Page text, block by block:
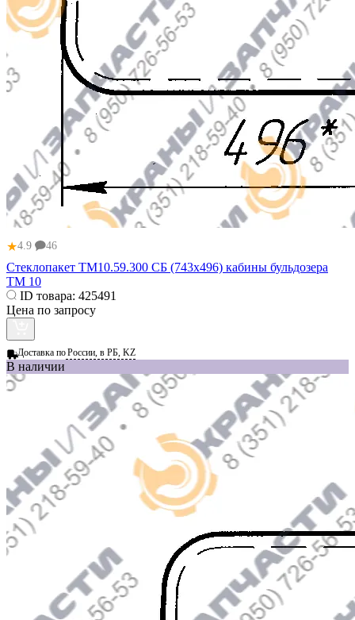
★4.9 46
Стеклопакет ТМ10.59.300 СБ (743x496) кабины бульдозера
ТМ 10
ID товара: 425491
Цена по запросу
Доставка поРоссии, в РБ, KZ
В наличии